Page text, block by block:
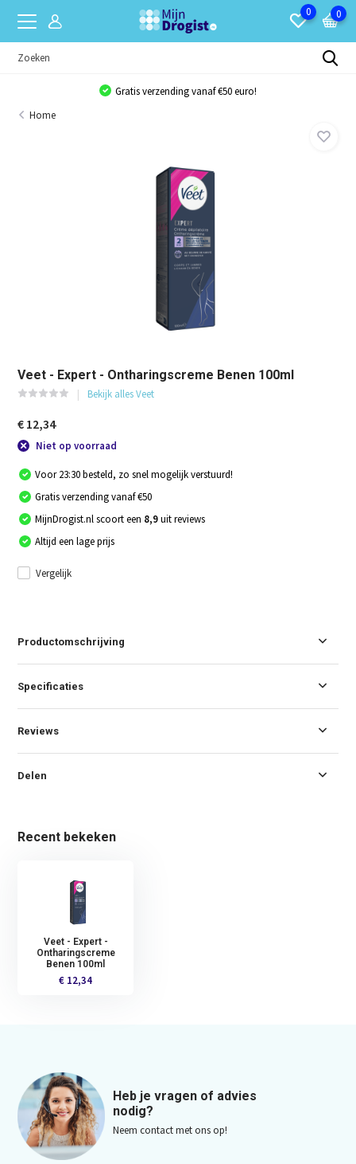
0 0
Gratis verzending vanaf €50 euro!
Home
Veet - Expert - Ontharingscreme Benen 100ml
Bekijk alles Veet
€ 12,34
Niet op voorraad
Voor 23:30 besteld, zo snel mogelijk verstuurd!
Gratis verzending vanaf €50
MijnDrogist.nl scoort een 8,9uit reviews
Altijd een lage prijs
Vergelijk
Productomschrijving
Specificaties
Reviews
Delen
Recent bekeken
Veet - Expert -
Ontharingscreme
Benen 100ml
€ 12,34
Heb je vragen of advies
nodig?
Neem contact met ons op!